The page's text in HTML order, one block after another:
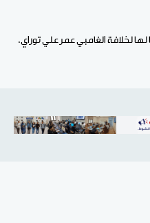
لخلافة الغامبي عمر علي توراي.